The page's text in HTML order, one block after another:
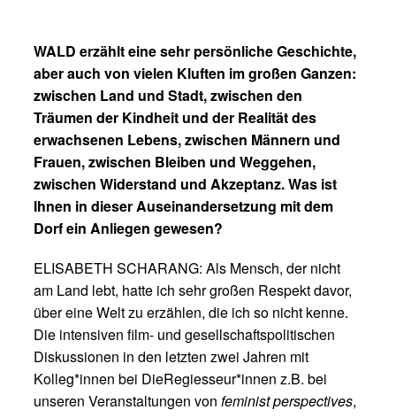
WALD erzählt eine sehr persönliche Geschichte,
aber auch von vielen Kluften im großen Ganzen:
zwischen Land und Stadt, zwischen den
Träumen der Kindheit und der Realität des
erwachsenen Lebens, zwischen Männern und
Frauen, zwischen Bleiben und Weggehen,
zwischen Widerstand und Akzeptanz. Was ist
Ihnen in dieser Auseinandersetzung mit dem
Dorf ein Anliegen gewesen?
ELISABETH SCHARANG: Als Mensch, der nicht
am Land lebt, hatte ich sehr großen Respekt davor,
über eine Welt zu erzählen, die ich so nicht kenne.
Die intensiven film- und gesellschaftspolitischen
Diskussionen in den letzten zwei Jahren mit
Kolleg*innen bei DieRegiesseur*innen z.B. bei
unseren Veranstaltungen vonfeminist perspectives,